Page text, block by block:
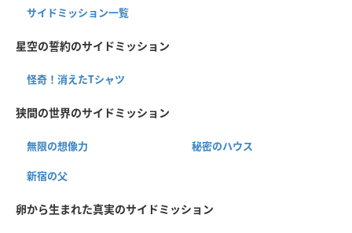
サイドミッション一覧
星空の誓約のサイドミッション
怪奇！消えたTシャツ
狭間の世界のサイドミッション
無限の想像力 秘密のハウス
新宿の父
卵から生まれた真実のサイドミッション